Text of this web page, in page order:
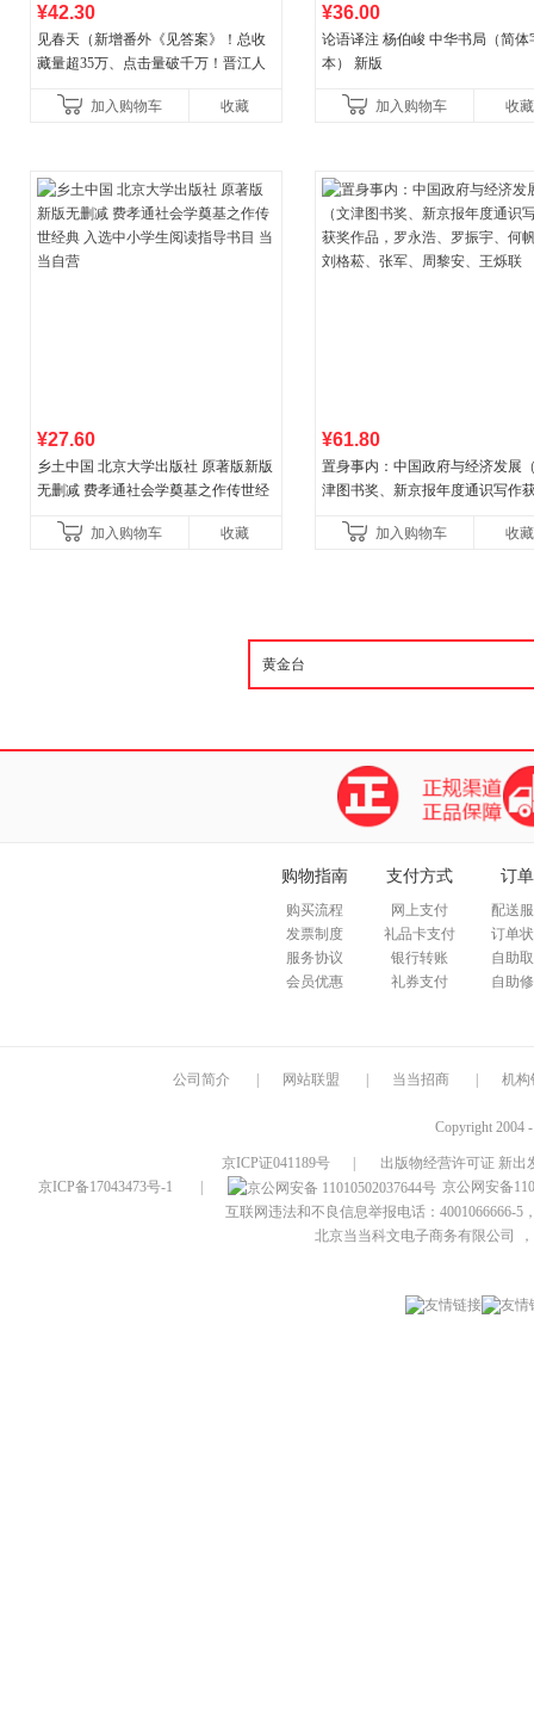
¥42.30
见春天（新增番外《见答案》！总收
藏量超35万、点击量破千万！晋江人
加入购物车
收藏
¥36.00
论语译注 杨伯峻 中华书局（简体
本） 新版
加入购物车 收藏
¥27.60
乡土中国 北京大学出版社 原著版新版
无删减 费孝通社会学奠基之作传世经
加入购物车 收藏
¥61.80
置身事内：中国政府与经济发展
津图书奖、新京报年度通识写作
菘、张军、周黎安、王烁联
加入购物车 收藏
购物指南
购买流程
发票制度
服务协议
会员优惠
支付方式
网上支付
礼品卡支付
银行转账
礼券支付
订
配送
订单
自助
自助
公司简介 网站联盟 当当招商 机构
Copyright 2004
京ICP证041189号
出版物经营许可证 新出
京ICP备17043473号-1
京公网安备
互联网违法和不良信息举报电话：4001066666-5
北京当当科文电子商务有限公司